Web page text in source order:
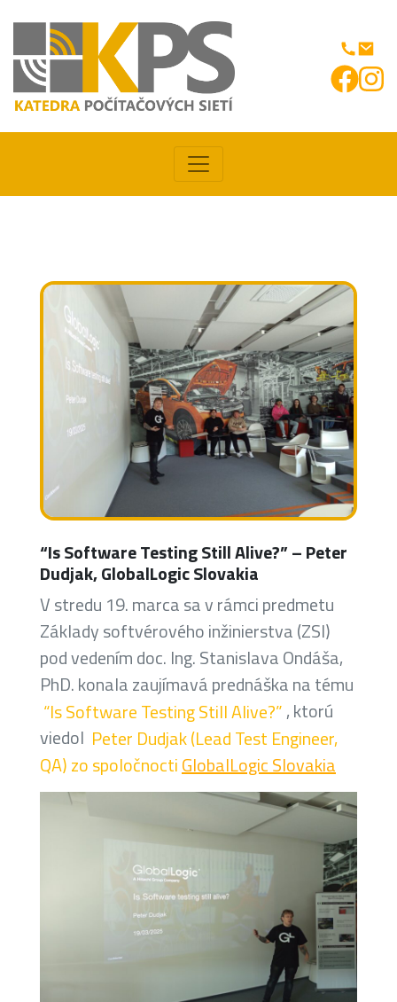
“Is Software Testing Still Alive?” – Peter
Dudjak, GlobalLogic Slovakia
V stredu 19. marca sa v rámci predmetu
Základy softvérového inžinierstva (ZSI)
pod vedením doc. Ing. Stanislava Ondáša,
PhD. konala zaujímavá prednáška na tému
“Is Software Testing Still Alive?”, ktorú
viedol Peter Dudjak (Lead Test Engineer,
QA) zo spoločnoctiGlobalLogic Slovakia